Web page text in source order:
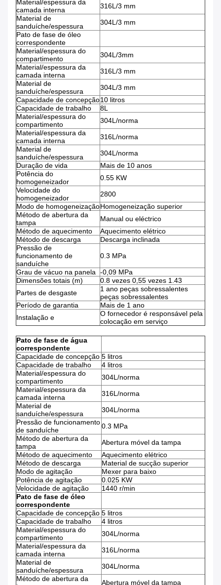
Material/espessura da
camada interna
316L/3 mm
Material de
sanduíche/espessura
304L/3 mm
Pato de fase de óleo
correspondente
Material/espessura do
compartimento
304L/3mm
Material/espessura da
camada interna
316L/3 mm
Material de
sanduíche/espessura
304L/3 mm
Capacidade de concepção10 litros
Capacidade de trabalho
8L
Material/espessura do
compartimento
304L/norma
Material/espessura da
camada interna
316L/norma
Material de
sanduíche/espessura
304L/norma
Duração de vida
Mais de 10 anos
Potência do
homogeneizador
0.55 KW
Velocidade do
homogeneizador
2800
Modo de homogeneizaçãoHomogeneização superior
Método de abertura da
tampa
Manual ou eléctrico
Método de aquecimento
Aquecimento elétrico
Método de descarga
Descarga inclinada
Pressão de
funcionamento de
sanduíche
0.3 MPa
Grau de vácuo na panela -0,09 MPa
Dimensões totais (m)
0.8 vezes 0,55 vezes 1.43
Partes de desgaste
1 ano peças sobressalentes
peças sobressalentes
Período de garantia
Mais de 1 ano
Instalação e
O fornecedor é responsável pela
colocação em serviço
Pato de fase de água
correspondente
Capacidade de concepção 5 litros
Capacidade de trabalho
4 litros
Material/espessura do
compartimento
304L/norma
Material/espessura da
camada interna
316L/norma
Material de
sanduíche/espessura
304L/norma
Pressão de funcionamento
de sanduíche
0.3 MPa
Método de abertura da
tampa
Abertura móvel da tampa
Método de aquecimento
Aquecimento elétrico
Método de descarga
Material de sucção superior
Modo de agitação
Mexer para baixo
Potência de agitação
0.025 KW
Velocidade de agitação
1440 r/min
Pato de fase de óleo
correspondente
Capacidade de concepção 5 litros
Capacidade de trabalho
4 litros
Material/espessura do
compartimento
304L/norma
Material/espessura da
camada interna
316L/norma
Material de
sanduíche/espessura
304L/norma
Método de abertura da
Abertura móvel da tampa